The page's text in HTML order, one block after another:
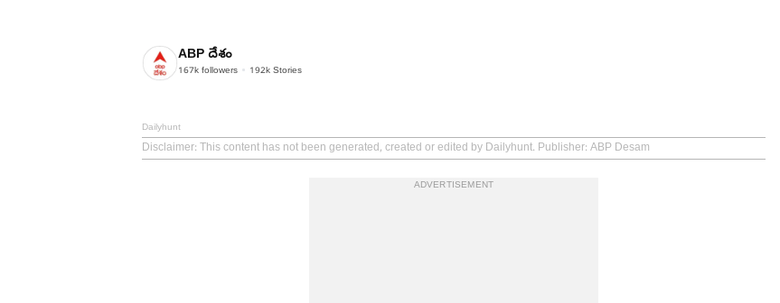
ABP దేశం
167k followers 192k Stories
Dailyhunt
Disclaimer: This content has not been generated, created or edited by Dailyhunt. Publisher: ABP Desam
ADVERTISEMENT